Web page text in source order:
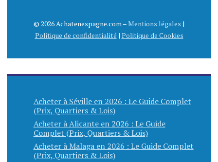
© 2026 Achatenespagne.com –Mentions légales |
Politique de confidentialité | Politique de Cookies
Acheter à Séville en 2026 : Le Guide Complet
(Prix, Quartiers & Lois)
Acheter à Alicante en 2026 : Le Guide
Complet (Prix, Quartiers & Lois)
Acheter à Malaga en 2026 : Le Guide Complet
(Prix, Quartiers & Lois)